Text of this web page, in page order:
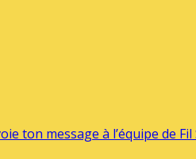
ton message à l’équipe de Fil